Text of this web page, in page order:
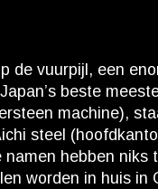
de vuurpijl, een
beste
machine),
steel
hebben niks
worden in huis in